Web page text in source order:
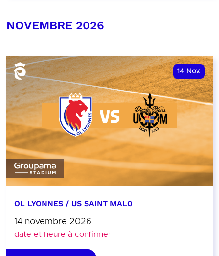
NOVEMBRE 2026
14 Nov.
OL LYONNES / US SAINT MALO
14 novembre 2026
date et heure à confirmer